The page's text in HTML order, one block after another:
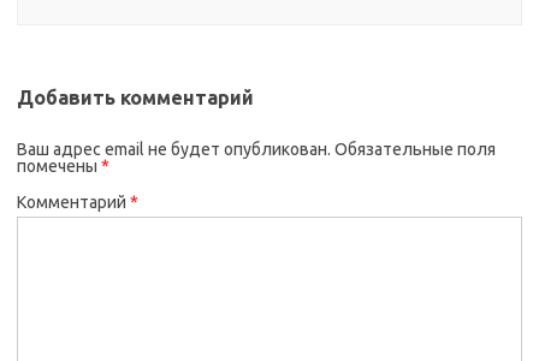
Добавить комментарий
Ваш адрес email не будет опубликован. Обязательные поля
помечены *
Комментарий *